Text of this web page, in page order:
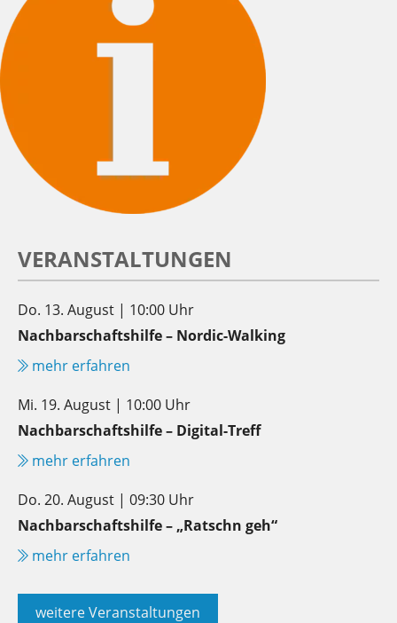
VERANSTALTUNGEN
Do. 13. August | 10:00 Uhr
Nachbarschaftshilfe – Nordic-Walking
mehr erfahren
Mi. 19. August | 10:00 Uhr
Nachbarschaftshilfe – Digital-Treff
mehr erfahren
Do. 20. August | 09:30 Uhr
Nachbarschaftshilfe – „Ratschn geh“
mehr erfahren
weitere Veranstaltungen